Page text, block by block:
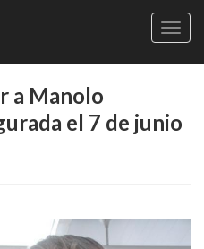
a Manolo
el 7 de junio